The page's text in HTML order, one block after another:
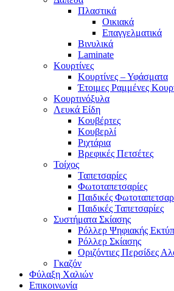
Πλαστικά
Οικιακά
Επαγγελματικά
Βινυλικά
Laminate
Κουρτίνες
Κουρτίνες – Υφάσματα
Έτοιμες Ραμμένες
Κουρτινόξυλα
Λευκά Είδη
Κουβέρτες
Κουβερλί
Ριχτάρια
Βρεφικές Πετσέτες
Τοίχος
Ταπετσαρίες
Φωτοταπετσαρίες
Παιδικές
Παιδικές Ταπετσαρίες
Συστήματα Σκίασης
Ρόλλερ Ψηφιακής
Ρόλλερ Σκίασης
Οριζόντιες Περσίδες
Γκαζόν
Φύλαξη Χαλιών
Επικοινωνία